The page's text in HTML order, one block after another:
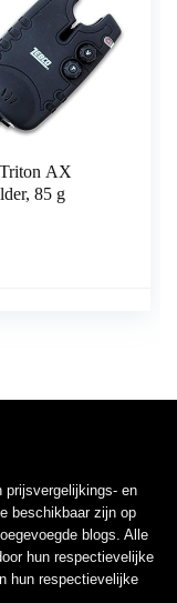
AX
85 g
prijsvergelijkings- en
beschikbaar zijn op
blogs. Alle
hun respectievelijke
hun respectievelijke